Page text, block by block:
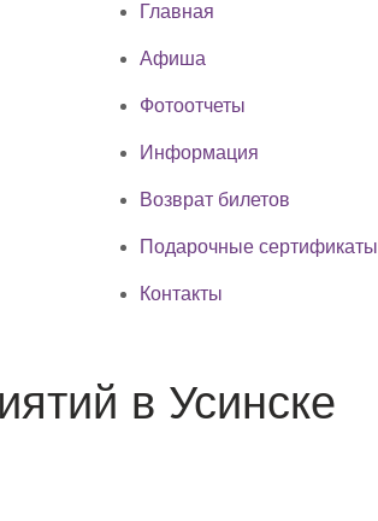
Главная
Афиша
Фотоотчеты
Информация
Возврат билетов
Подарочные сертификаты
Контакты
в Усинске